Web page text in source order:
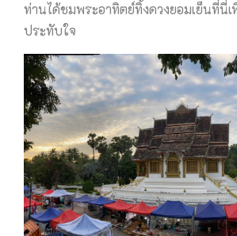
ท่านได้ชมพระอาทิตย์ทิ้งดวงยอมเย็นที่นี่เ
ประทับใจ